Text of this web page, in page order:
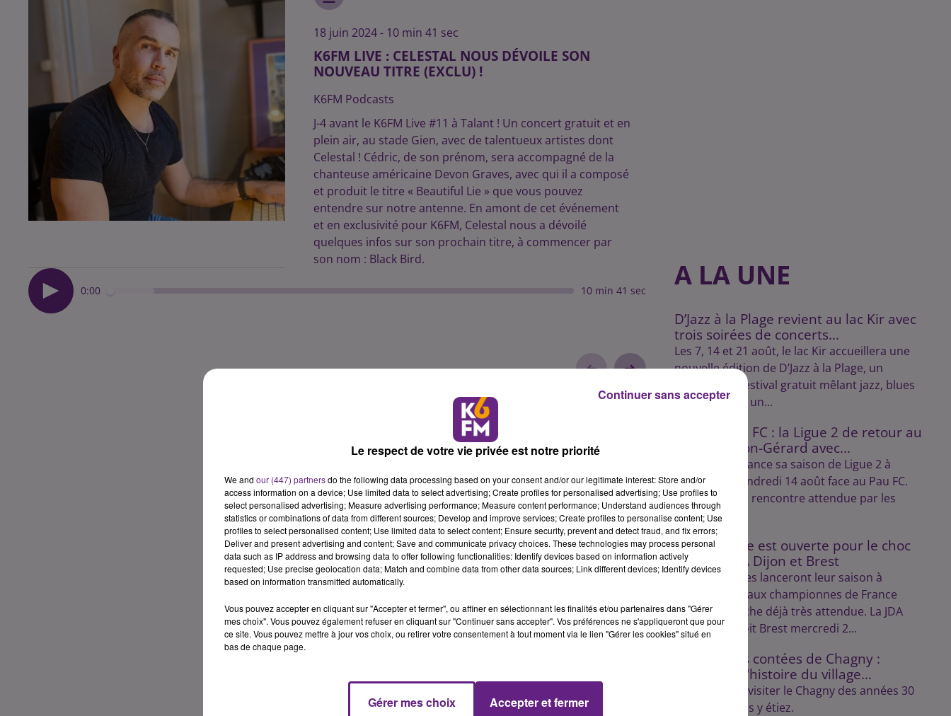
18 juin 2024 - 10 min 41 sec
K6FM LIVE : CELESTAL NOUS DÉVOILE SON
NOUVEAU TITRE (EXCLU) !
K6FM Podcasts
J-4 avant le K6FM Live #11 à Talant ! Un concert gratuit et en
plein air, au stade Gien, avec de talentueux artistes dont
Celestal ! Cédric, de son prénom, sera accompagné de la
chanteuse américaine Devon Graves, avec qui il a composé
et produit le titre « Beautiful Lie » que vous pouvez
entendre sur notre antenne. En amont de cet événement
et en exclusivité pour K6FM, Celestal nous a dévoilé
quelques infos sur son prochain titre, à commencer par
son nom : Black Bird.
0:00 10 min 41 sec A LA UNE
D’Jazz à la Plage revient au lac Kir avec
trois soirées de concerts...
Les 7, 14 et 21 août, le lac Kir accueillera une
nouvelle édition de D’Jazz à la Plage, un
rendez-vous estival gratuit mêlant jazz, blues
et swing dans un...
DFCO – Pau FC : la Ligue 2 de retour au
stade Gaston-Gérard avec...
Le Dijon FCO lance sa saison de Ligue 2 à
domicile le vendredi 14 août face au Pau FC.
Une première rencontre attendue par les
supporters.
La billetterie est ouverte pour le choc
entre la JDA Dijon et Brest
Les Dijonnaises lanceront leur saison à
domicile face aux championnes de France
dans une affiche déjà très attendue. La JDA
Handball reçoit Brest mercredi 2...
Les balades contées de Chagny :
découvrez l'histoire du village...
Lulu vous fait visiter le Chagny des années 30
comme si vous y étiez.
Le respect de votre vie privée est notre priorité
We and our (447) partnersdo the following data processing based on your consent and/or our legitimate interest: Store and/or
access information on a device; Use limited data to select advertising; Create profiles for personalised advertising; Use profiles to
select personalised advertising; Measure advertising performance; Measure content performance; Understand audiences through
statistics or combinations of data from different sources; Develop and improve services; Create profiles to personalise content; Use
profiles to select personalised content; Use limited data to select content; Ensure security, prevent and detect fraud, and fix errors;
Deliver and present advertising and content; Save and communicate privacy choices. These technologies may process personal
data such as IP address and browsing data to offer following functionalities: Identify devices based on information actively
requested; Use precise geolocation data; Match and combine data from other data sources; Link different devices; Identify devices
based on information transmitted automatically.
Vous pouvez accepter en cliquant sur "Accepter et fermer", ou affiner en sélectionnant les finalités et/ou partenaires dans "Gérer
mes choix". Vous pouvez également refuser en cliquant sur "Continuer sans accepter". Vos préférences ne s'appliqueront que pour
ce site. Vous pouvez mettre à jour vos choix, ou retirer votre consentement à tout moment via le lien "Gérer les cookies" situé en
bas de chaque page.
Gérer mes choix Accepter et fermer
Continuer sans accepter